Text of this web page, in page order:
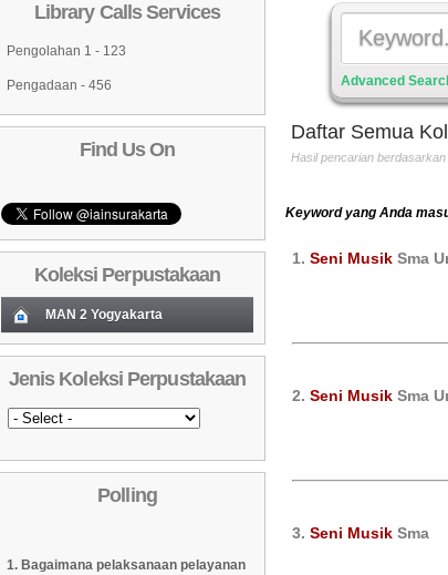
Library Calls Services
Pengolahan 1 - 123
Pengadaan - 456
Find Us On
Koleksi Perpustakaan
MAN 2 Yogyakarta
02 Daftar Koleksi Baru (Tgl.Input)
03 Daftar Koleksi (Pengarang)
04 Daftar Koleksi (Judul)
Daftar Koleksi (Subyek)
Dipinjam
07 Daftar Koleksi (Klasifikasi/ddc)
Jenis Koleksi Perpustakaan
Polling
1. Bagaimana pelaksanaan pelayanan
Advanced
Daftar Semua
Hasil pencarian
Keyword yang Anda
1. Seni Musik Sma
2. Seni Musik Sma
3. Seni Musik Sma